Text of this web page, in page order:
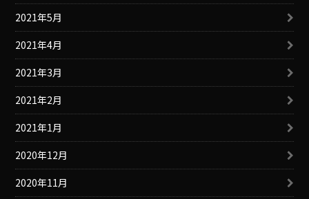
2021年5月
2021年4月
2021年3月
2021年2月
2021年1月
2020年12月
2020年11月